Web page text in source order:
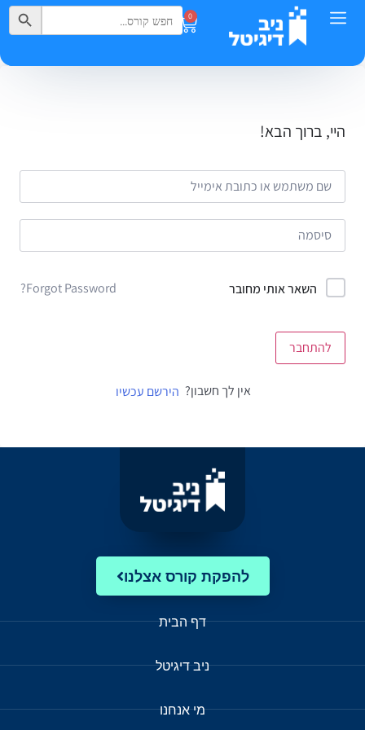
0
Search
for:
Search Button
היי, ברוך הבא!
השאר אותי מחובר Forgot Password?
להתחבר
אין לך חשבון? הירשם עכשיו
להפקת קורס אצלנו
דף הבית
ניב דיגיטל
מי אנחנו